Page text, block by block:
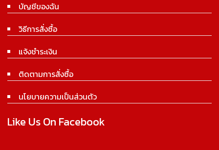
บัญชีของฉัน
วิธีการสั่งซื้อ
แจ้งชำระเงิน
ติดตามการสั่งซื้อ
นโยบายความเป็นส่วนตัว
Like Us On Facebook